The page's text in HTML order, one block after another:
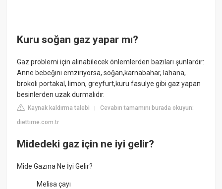
Kuru soğan gaz yapar mı?
Gaz problemi için alınabilecek önlemlerden bazıları şunlardır:
Anne bebeğini emziriyorsa, soğan,karnabahar, lahana,
brokoli portakal, limon, greyfurt,kuru fasulye gibi gaz yapan
besinlerden uzak durmalıdır.
Kaynak kaldırma talebi |Cevabın tamamını burada okuyun:
diettime.com.tr
Midedeki gaz için ne iyi gelir?
Mide Gazına Ne İyi Gelir?
Melisa çayı